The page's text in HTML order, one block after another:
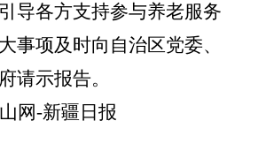
导各方支持参与养老服务
事项及时向自治区党委、
请示报告。
网-新疆日报